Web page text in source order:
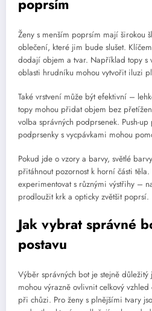
poprsím
Ženy s menším poprsím mají širokou
oblečení, které jim bude slušet.
dodají objem a tvar. Například topy s
oblasti hrudníku mohou vytvořit iluzi
Také vrstvení může být efektivní –
topy mohou přidat objem bez
volba správných podprsenek. Push-
podprsenky s vycpávkami mohou
Pokud jde o vzory a barvy, světlé
přitáhnout pozornost k horní části
experimentovat s různými výstřihy –
prodloužit krk a opticky zvětšit poprsí.
Jak vybrat správné
postavu
Výběr správných bot je stejně
mohou výrazně ovlivnit celkový
při chůzi. Pro ženy s plnějšími tvary